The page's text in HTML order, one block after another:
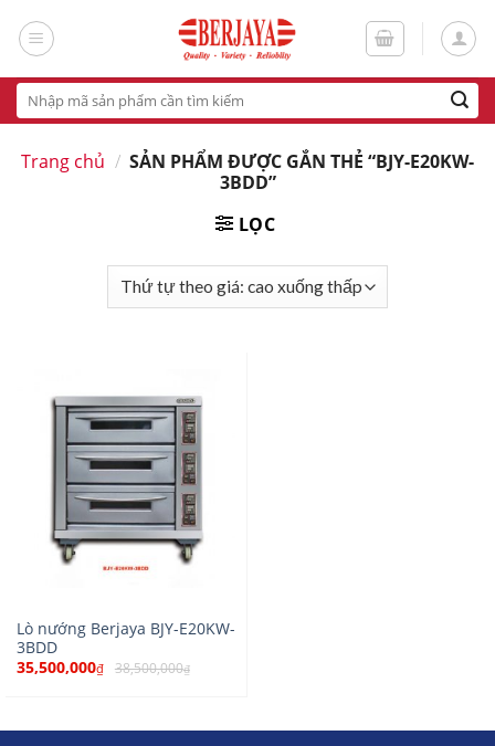
Tìm
kiếm:
Trang chủ / SẢN PHẨM ĐƯỢC GẮN THẺ “BJY-E20KW-
3BDD”
LỌC
Lò nướng Berjaya BJY-E20KW-
3BDD
35,500,000₫ 38,500,000₫